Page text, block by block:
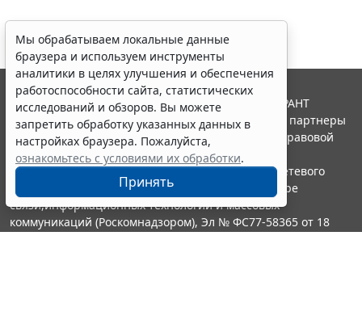
Мы обрабатываем локальные данные
браузера и используем инструменты
аналитики в целях улучшения и обеспечения
работоспособности сайта, статистических
исследований и обзоров. Вы можете
запретить обработку указанных данных в
настройках браузера. Пожалуйста,
ознакомьтесь с условиями их обработки.
Принять
© ООО "НПП "ГАРАНТ-СЕРВИС", 2026. Система ГАРАНТ
выпускается с 1990 года. Компания "Гарант" и ее партнеры
являются участниками Российской ассоциации правовой
информации ГАРАНТ.
Портал ГАРАНТ.РУ зарегистрирован в качестве сетевого
издания Федеральной службой по надзору в сфере
связи,информационных технологий и массовых
коммуникаций (Роскомнадзором), Эл № ФС77-58365 от 18